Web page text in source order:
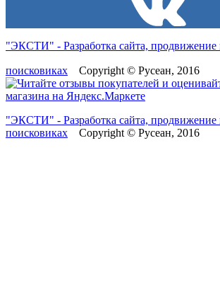
"ЭКСТИ" - Разработка сайта, продвижение
поисковиках Copyright © Русеан, 2016
"ЭКСТИ" - Разработка сайта, продвижение
поисковиках Copyright © Русеан, 2016